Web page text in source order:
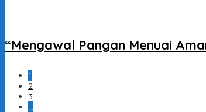
“Mengawal Pangan Menuai
1
2
3
…